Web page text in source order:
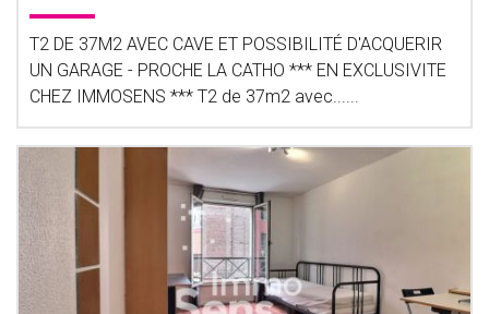
T2 DE 37M2 AVEC CAVE ET POSSIBILITÉ D'ACQUERIR
UN GARAGE - PROCHE LA CATHO *** EN EXCLUSIVITE
CHEZ IMMOSENS *** T2 de 37m2 avec......